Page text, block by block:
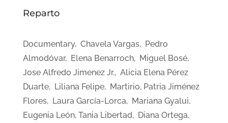
Reparto
Documentary, Chavela Vargas, Pedro
Almodóvar, Elena Benarroch, Miguel Bosé,
Jose Alfredo Jimenez Jr., Alicia Elena Pérez
Duarte, Liliana Felipe, Martirio, Patria Jiménez
Flores, Laura García-Lorca, Mariana Gyalui,
Eugenia León, Tania Libertad, Diana Ortega,